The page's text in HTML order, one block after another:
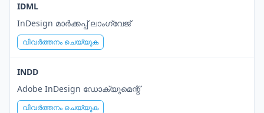
IDML
InDesign മാർക്കപ്പ് ലാംഗ്വേജ്
വിവർത്തനം ചെയ്യുക
INDD
Adobe InDesign ഡോക്യുമെന്റ്
വിവർത്തനം ചെയ്യുക